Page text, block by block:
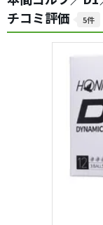
チコミ評価
5件